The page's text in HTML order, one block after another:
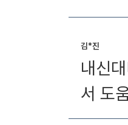
김*진
내신
서 도